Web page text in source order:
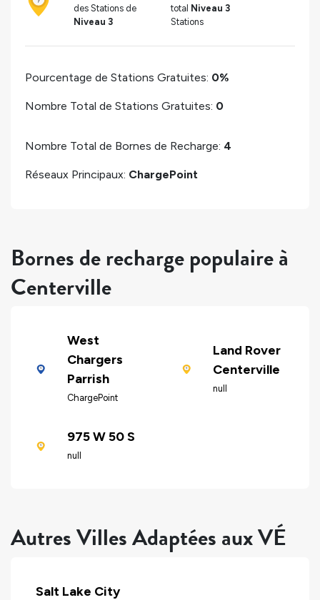
des Stations de
Niveau 3
total Niveau 3
Stations
Pourcentage de Stations Gratuites: 0%
Nombre Total de Stations Gratuites: 0
Nombre Total de Bornes de Recharge: 4
Réseaux Principaux: ChargePoint
Bornes de recharge populaire à
Centerville
West
Chargers
Parrish
ChargePoint
Land Rover
Centerville
null
975 W 50 S
null
Autres Villes Adaptées aux VÉ
Salt Lake City